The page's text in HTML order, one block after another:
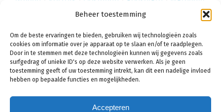
Beheer toestemming
Om de beste ervaringen te bieden, gebruiken wij technologieën zoals
cookies om informatie over je apparaat op te slaan en/of te raadplegen.
Door in te stemmen met deze technologieën kunnen wij gegevens zoals
surfgedrag of unieke ID's op deze website verwerken. Als je geen
toestemming geeft of uw toestemming intrekt, kan dit een nadelige invloed
hebben op bepaalde functies en mogelijkheden.
Accepteren
|Knokke-Heist|Wevelgem
Schilder Wervik inschakelen?
Wilt u ook tot 40% besparen op uw schilderwerken?
op deze website vraagt u met